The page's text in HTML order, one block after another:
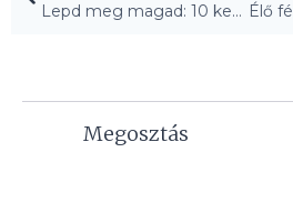
Lepd meg magad: 10 kedvenc vászon ágyneműnk!
Megosztás